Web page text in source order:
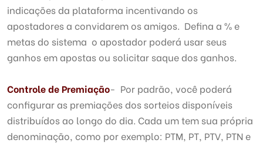
indicações da plataforma incentivando os
apostadores a convidarem os amigos. Defina a % e
metas do sistema o apostador poderá usar seus
ganhos em apostas ou solicitar saque dos ganhos.
Controle de Premiação- Por padrão, você poderá
configurar as premiações dos sorteios disponíveis
distribuídos ao longo do dia. Cada um tem sua própria
denominação, como por exemplo: PTM, PT, PTV, PTN e